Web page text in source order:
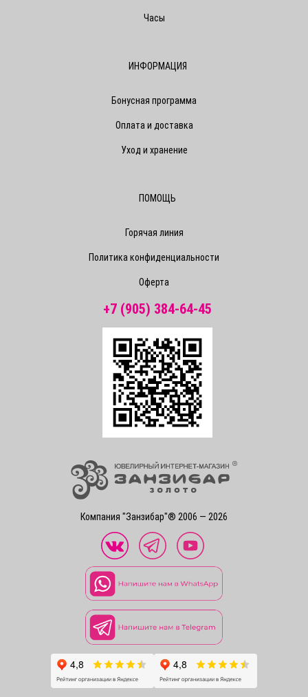
Компания "Занзибар"® 2006 — 2026
Часы
ИНФОРМАЦИЯ
Бонусная программа
Оплата и доставка
Уход и хранение
ПОМОЩЬ
Горячая линия
Политика конфиденциальности
Оферта
+7 (905) 384-64-45